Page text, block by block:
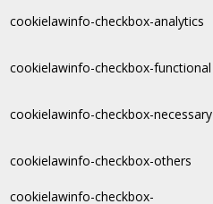
cookielawinfo-checkbox-analytics
cookielawinfo-checkbox-functional
cookielawinfo-checkbox-necessary
cookielawinfo-checkbox-others
cookielawinfo-checkbox-